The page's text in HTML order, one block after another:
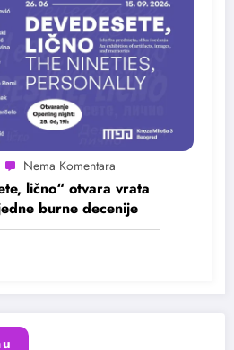
lično“ otvara vrata
burne decenije